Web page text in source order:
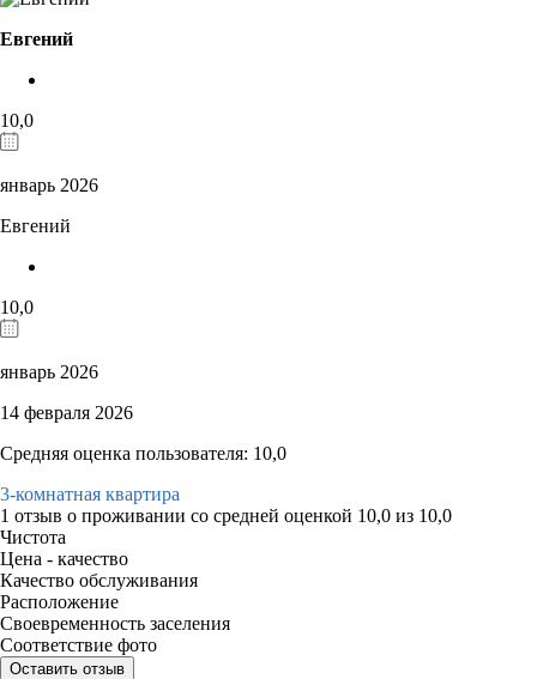
Евгений
10,0
январь 2026
Евгений
10,0
январь 2026
14 февраля 2026
Средняя оценка пользователя: 10,0
3-комнатная квартира
1 отзыв о проживании со средней оценкой 10,0 из 10,0
Чистота
Цена - качество
Качество обслуживания
Расположение
Своевременность заселения
Соответствие фото
Оставить отзыв